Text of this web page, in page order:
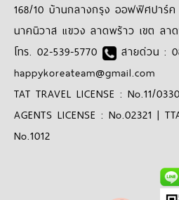
168/10 บ้านกลางกรุง ออฟฟิศปาร์
นาคนิวาส แขวง ลาดพร้าว เขต ลา
โทร. 02-539-5770
สายด่วน :
happykoreateam@gmail.com
TAT TRAVEL LICENSE : No.11/
AGENTS LICENSE : No.02321 |
No.1012